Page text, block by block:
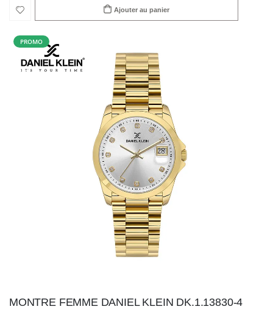
Ajouter au panier
PROMO
MONTRE FEMME DANIEL KLEIN DK.1.13830-4